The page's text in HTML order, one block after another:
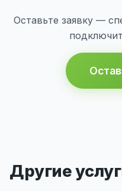
Оставьте заявку —
Другие